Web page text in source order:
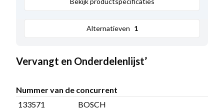
Alternatieven 1
Vervangt en Onderdelenlijst’
Nummer van de concurrent
133571
BOSCH